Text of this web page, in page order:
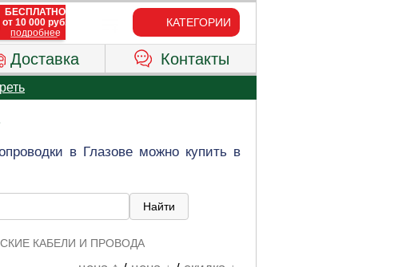
КАТЕГОРИИ
Доставка Контакты
в Глазове можно купить в
КАБЕЛИ И ПРОВОДА